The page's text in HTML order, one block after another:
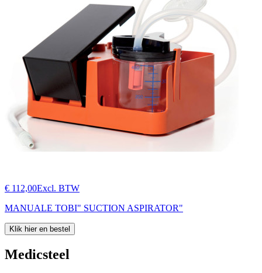
€ 112,00Excl. BTW
MANUALE TOBI" SUCTION ASPIRATOR"
Klik hier en bestel
Medicsteel